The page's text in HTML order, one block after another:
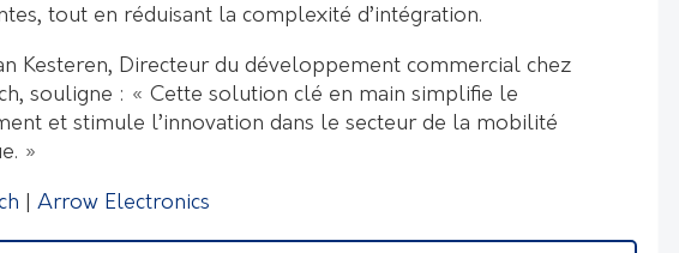
tout en réduisant la complexité d’intégration.
Kesteren, Directeur du développement commercial chez
souligne : « Cette solution clé en main simplifie le
et stimule l’innovation dans le secteur de la mobilité
»
Arrow Electronics